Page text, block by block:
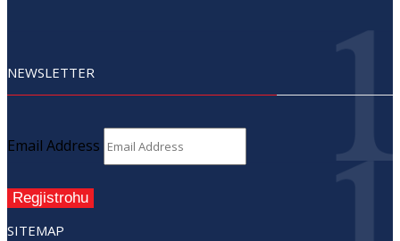
NEWSLETTER
Email Address
Regjistrohu
SITEMAP